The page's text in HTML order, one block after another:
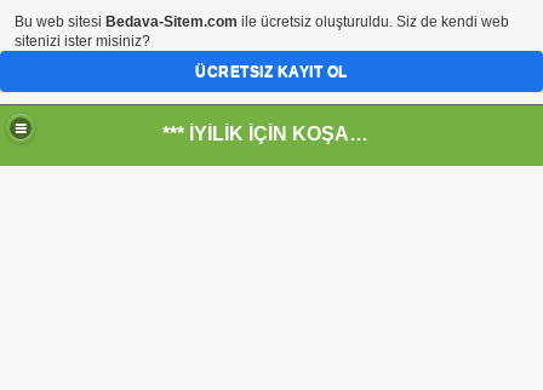
*** İYİLİK İÇİN KOŞANLARIN YERİ***
Bu web sitesi Bedava-Sitem.com ile ücretsiz oluşturuldu. Siz de kendi web
sitenizi ister misiniz?
ÜCRETSIZ KAYIT OL